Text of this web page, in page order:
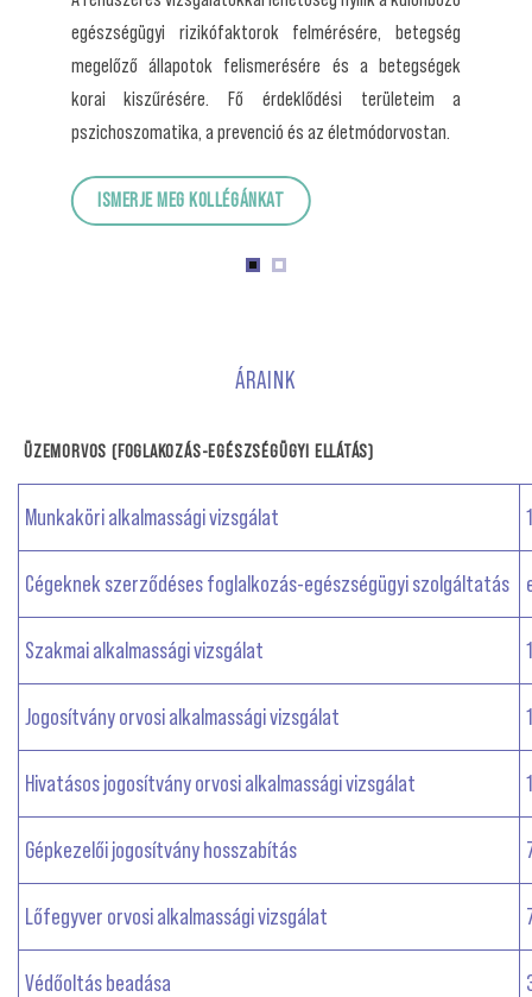
egészségügyi rizikófaktorok felmérésére, betegség
megelőző állapotok felismerésére és a betegségek
korai kiszűrésére. Fő érdeklődési területeim a
pszichoszomatika, a prevenció és az életmódorvostan.
ISMERJE MEG KOLLÉGÁNKAT
ÁRAINK
ÜZEMORVOS (FOGLAKOZÁS-EGÉSZSÉGÜGYI ELLÁTÁS)
Munkaköri alkalmassági vizsgálat
Cégeknek szerződéses foglalkozás-egészségügyi szolgáltatás
Szakmai alkalmassági vizsgálat
Jogosítvány orvosi alkalmassági vizsgálat
Hivatásos jogosítvány orvosi alkalmassági vizsgálat
Gépkezelői jogosítvány hosszabítás
Lőfegyver orvosi alkalmassági vizsgálat
Védőoltás beadása